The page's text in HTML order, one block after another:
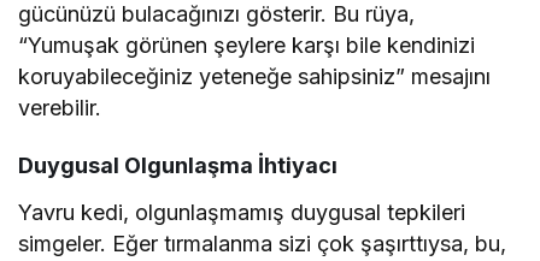
gücünüzü bulacağınızı gösterir. Bu rüya,
“Yumuşak görünen şeylere karşı bile kendinizi
koruyabileceğiniz yeteneğe sahipsiniz” mesajını
verebilir.
Duygusal Olgunlaşma İhtiyacı
Yavru kedi, olgunlaşmamış duygusal tepkileri
simgeler. Eğer tırmalanma sizi çok şaşırttıysa, bu,